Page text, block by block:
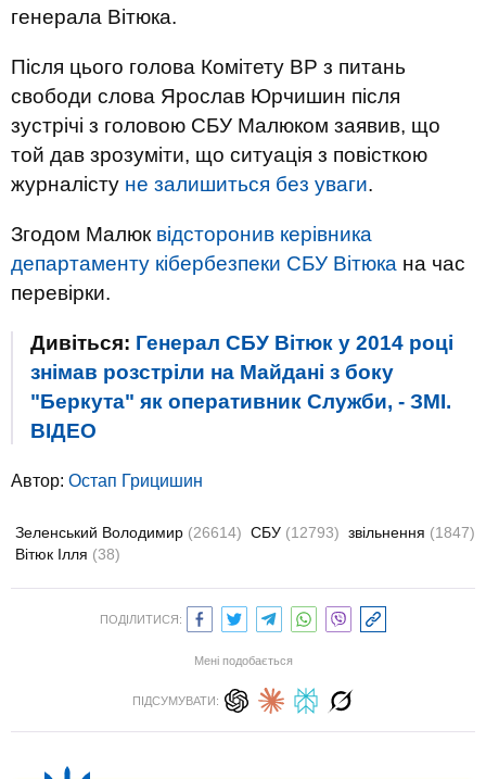
генерала Вітюка.
Після цього голова Комітету ВР з питань
свободи слова Ярослав Юрчишин після
зустрічі з головою СБУ Малюком заявив, що
той дав зрозуміти, що ситуація з повісткою
журналісту не залишиться без уваги.
Згодом Малюк відсторонив керівника
департаменту кібербезпеки СБУ Вітюка на час
перевірки.
Дивіться: Генерал СБУ Вітюк у 2014 році
знімав розстріли на Майдані з боку
"Беркута" як оперативник Служби, - ЗМІ.
ВIДЕО
Автор: Остап Грицишин
Зеленський Володимир (26614) СБУ (12793) звільнення (1847)
Вітюк Ілля (38)
ПОДІЛИТИСЯ:
Мені подобається
ПІДСУМУВАТИ: